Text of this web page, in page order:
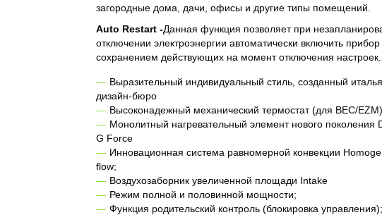
загородные дома, дачи, офисы и другие типы помещений.
Auto Restart -Данная функция позволяет при
отключении электроэнергии автоматически включить прибор
сохранением действующих на момент отключения настроек.
Выразительный индивидуальный стиль, созданный
дизайн-бюро
Высоконадежный механический термостат (для BEC/
Монолитный нагревательный элемент нового поколения
G Force
Инновационная система равномерной конвекции
flow;
Воздухозаборник увеличенной площади Intake
Режим полной и половинной мощности;
Функция родительский контроль (блокировка управления);